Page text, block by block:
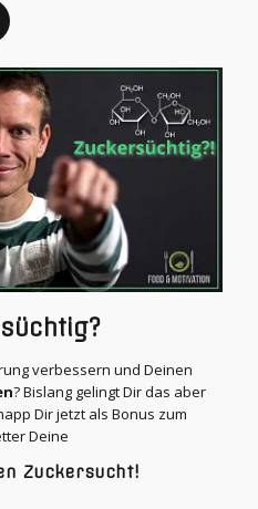
verbessern und Deinen
? Bislang gelingt Dir das aber
Dir jetzt als Bonus zum
Deine
Zuckersucht!